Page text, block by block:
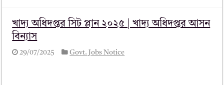
খাদ্য অধিদপ্তর সিট প্লান ২০২৫ | খাদ্য অধিদপ্তর আসন
বিন্যাস
29/07/2025 Govt. Jobs Notice